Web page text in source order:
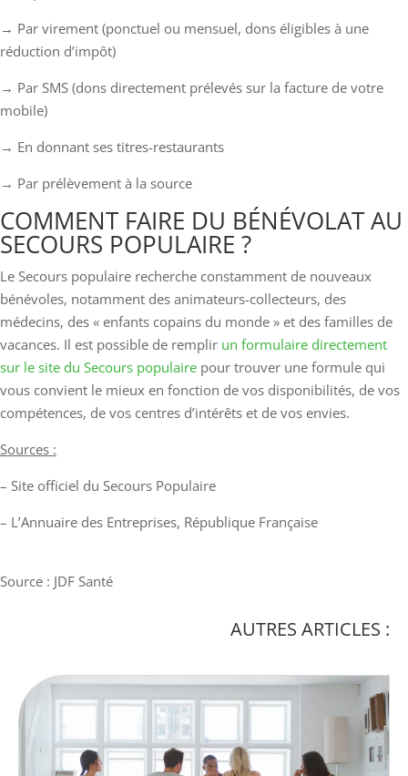
→ Par virement (ponctuel ou mensuel, dons éligibles à une
réduction d’impôt)
→ Par SMS (dons directement prélevés sur la facture de votre
mobile)
→ En donnant ses titres-restaurants
→ Par prélèvement à la source
COMMENT FAIRE DU BÉNÉVOLAT AU
SECOURS POPULAIRE ?
Le Secours populaire recherche constamment de nouveaux
bénévoles, notamment des animateurs-collecteurs, des
médecins, des « enfants copains du monde » et des familles de
vacances. Il est possible de remplir un formulaire directement
sur le site du Secours populaire pour trouver une formule qui
vous convient le mieux en fonction de vos disponibilités, de vos
compétences, de vos centres d’intérêts et de vos envies.
Sources :
– Site officiel du Secours Populaire
– L’Annuaire des Entreprises, République Française
Source : JDF Santé
AUTRES ARTICLES :